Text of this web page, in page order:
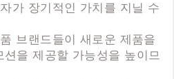
가 장기적인 가치를 지닐 수
브랜드들이 새로운 제품을
을 제공할 가능성을 높이므